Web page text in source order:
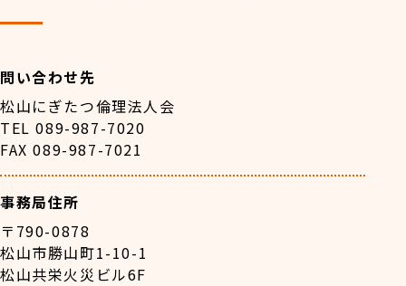
問い合わせ先
松山にぎたつ倫理法人会
TEL 089-987-7020
FAX 089-987-7021
事務局住所
〒790-0878
松山市勝山町1-10-1
松山共栄火災ビル6F